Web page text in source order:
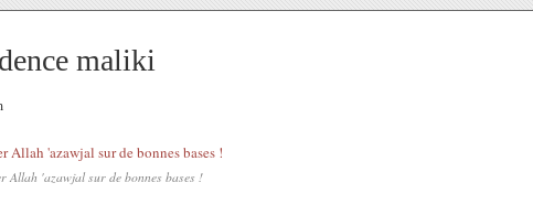
maliki
Allah 'azawjal sur de bonnes bases !